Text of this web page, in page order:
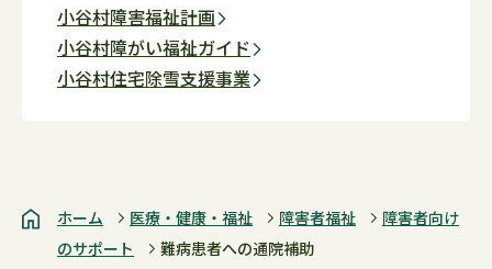
小谷村障害福祉計画
小谷村障がい福祉ガイド
小谷村住宅除雪支援事業
ホーム 医療・健康・福祉 障害者福祉
障害者向け
のサポート
難病患者への通院補助